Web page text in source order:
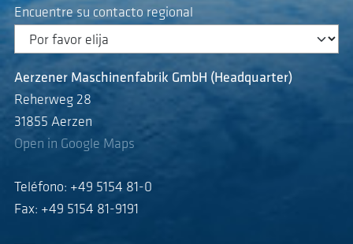
Encuentre su contacto regional
Aerzener Maschinenfabrik GmbH (Headquarter)
Reherweg 28
31855 Aerzen
Open in Google Maps
Teléfono: +49 5154 81-0
Fax: +49 5154 81-9191